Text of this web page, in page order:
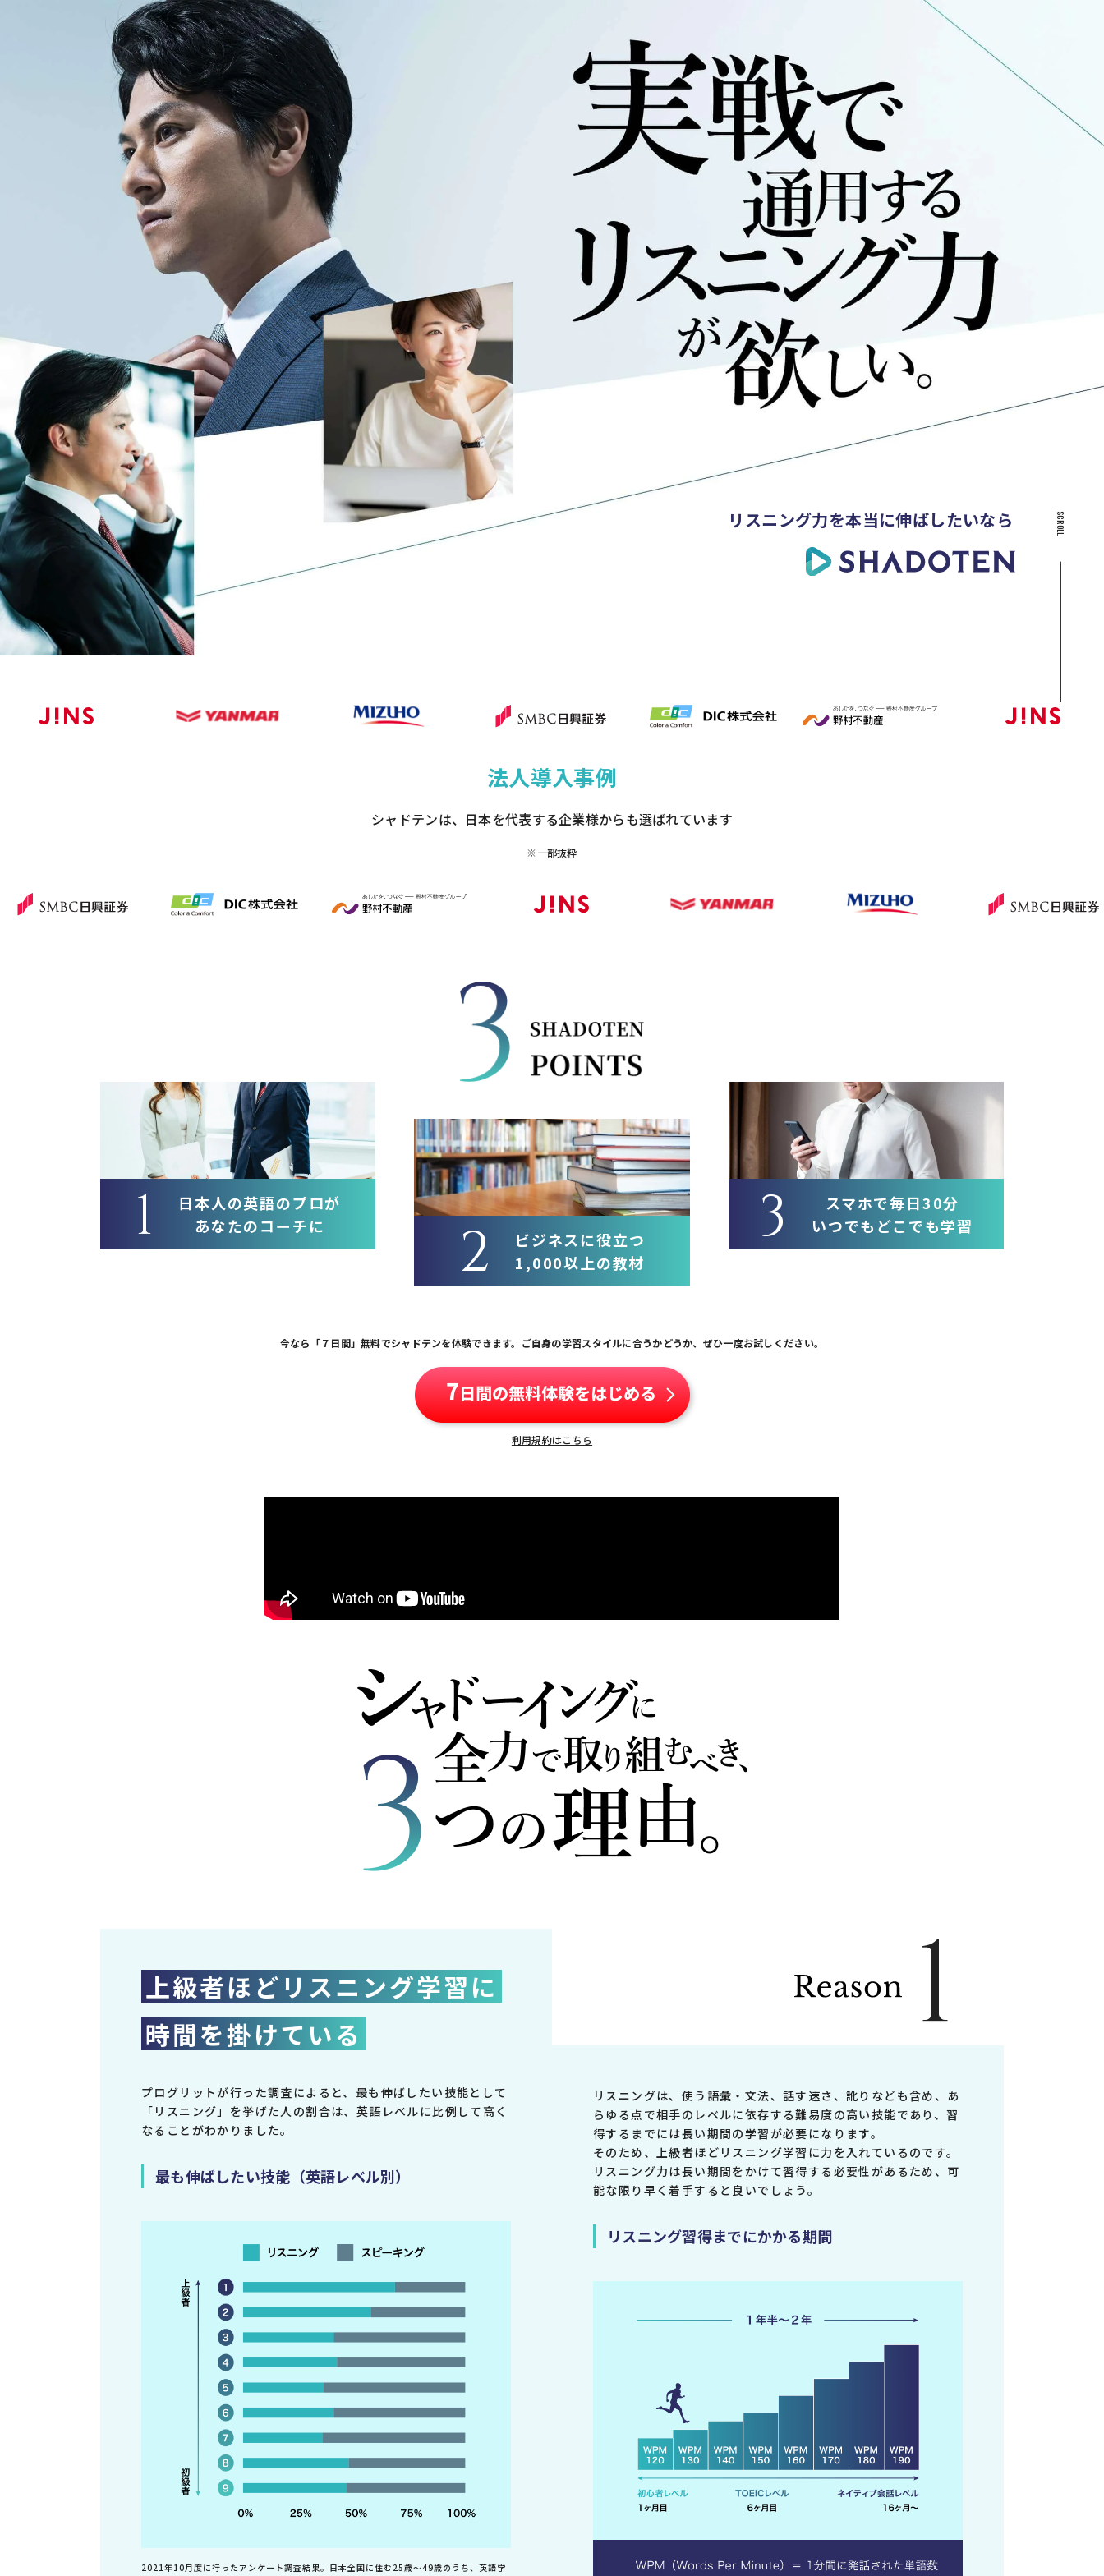
リスニング力を本当に伸ばしたいなら SCROLL
法人導入事例
シャドテンは、日本を代表する企業様からも選ばれています
※一部抜粋
1
日本人の英語のプロが
あなたのコーチに
2
ビジネスに役立つ
1,000以上の教材
3
スマホで毎日30分
いつでもどこでも学習
今なら「７日間」無料でシャドテンを体験できます。 ご自身の学習スタイルに合うかどうか、 ぜひ一度お試しください。
利用規約はこちら
1
上級者ほどリスニング学習に
時間を掛けている
プログリットが行った調査によると、最も伸ばしたい技能として
「リスニング」を挙げた人の割合は、英語レベルに比例して高く
なることがわかりました。
最も伸ばしたい技能（英語レベル別）
2021年10月度に行ったアンケート調査結果。日本全国に住む25歳〜49歳のうち、英語学
リスニングは、使う語彙・文法、話す速さ、訛りなども含め、あ
らゆる点で相手のレベルに依存する難易度の高い技能であり、習
得するまでには長い期間の学習が必要になります。
そのため、上級者ほどリスニング学習に力を入れているのです。
リスニング力は長い期間をかけて習得する必要性があるため、可
能な限り早く着手すると良いでしょう。
リスニング習得までにかかる期間